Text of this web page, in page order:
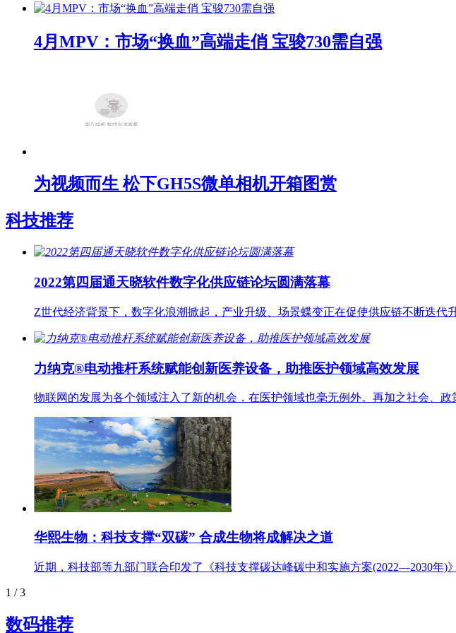
4月MPV：市场“换血”高端走俏 宝骏730需自强
为视频而生 松下GH5S微单相机开箱图赏
科技推荐
2022第四届通天晓软件数字化供应链论坛圆满落幕
Z世代经济背景下，数字化浪潮掀起，产业升级、场景蝶变正在促使供应链不断迭
力纳克®电动推杆系统赋能创新医养设备，助推医护领域高效发展
物联网的发展为各个领域注入了新的机会，在医护领域也毫无例外。再加之社会、
华熙生物：科技支撑“双碳” 合成生物将成解决之道
近期，科技部等九部门联合印发了《科技支撑碳达峰碳中和实施方案(2022—2030年
1 / 3
数码推荐